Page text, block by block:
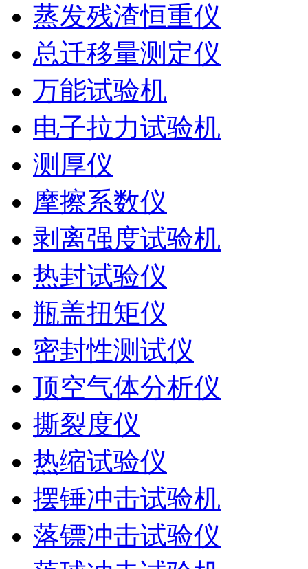
蒸发残渣恒重仪
总迁移量测定仪
万能试验机
电子拉力试验机
测厚仪
摩擦系数仪
剥离强度试验机
热封试验仪
瓶盖扭矩仪
密封性测试仪
顶空气体分析仪
撕裂度仪
热缩试验仪
摆锤冲击试验机
落镖冲击试验仪